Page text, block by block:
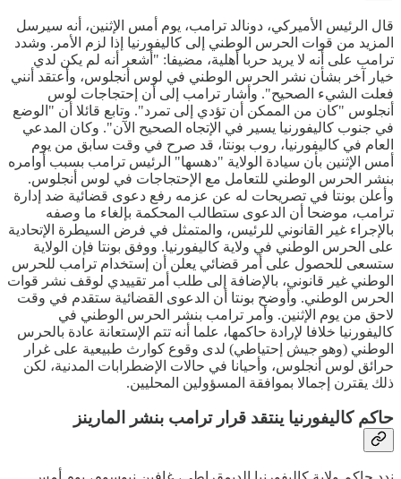
قال الرئيس الأميركي، دونالد ترامب، يوم أمس الإثنين، أنه سيرسل
المزيد من قوات الحرس الوطني إلى كاليفورنيا إذا لزم الأمر. وشدد
ترامب على أنه لا يريد حربا أهلية، مضيفا: "أشعر أنه لم يكن لدي
خيار آخر بشأن نشر الحرس الوطني في لوس أنجلوس، وأعتقد أنني
فعلت الشيء الصحيح". وأشار ترامب إلى أن إحتجاجات لوس
أنجلوس "كان من الممكن أن تؤدي إلى تمرد". وتابع قائلا أن "الوضع
في جنوب كاليفورنيا يسير في الإتجاه الصحيح الآن". وكان المدعي
العام في كاليفورنيا، روب بونتا، قد صرح في وقت سابق من يوم
أمس الإثنين بأن سيادة الولاية "دهسها" الرئيس ترامب بسبب أوامره
بنشر الحرس الوطني للتعامل مع الإحتجاجات في لوس أنجلوس.
وأعلن بونتا في تصريحات له عن عزمه رفع دعوى قضائية ضد إدارة
ترامب، موضحا أن الدعوى ستطالب المحكمة بإلغاء ما وصفه
بالإجراء غير القانوني للرئيس، والمتمثل في فرض السيطرة الإتحادية
على الحرس الوطني في ولاية كاليفورنيا. ووفق بونتا فإن الولاية
ستسعى للحصول على أمر قضائي يعلن أن إستخدام ترامب للحرس
الوطني غير قانوني، بالإضافة إلى طلب أمر تقييدي لوقف نشر قوات
الحرس الوطني. وأوضح بونتا أن الدعوى القضائية ستقدم في وقت
لاحق من يوم الإثنين. وأمر ترامب بنشر الحرس الوطني في
كاليفورنيا خلافا لإرادة حاكمها، علما أنه تتم الإستعانة عادة بالحرس
الوطني (وهو جيش إحتياطي) لدى وقوع كوارث طبيعية على غرار
حرائق لوس أنجلوس، وأحيانا في حالات الإضطرابات المدنية، لكن
ذلك يقترن إجمالا بموافقة المسؤولين المحليين.
حاكم كاليفورنيا ينتقد قرار ترامب بنشر المارينز